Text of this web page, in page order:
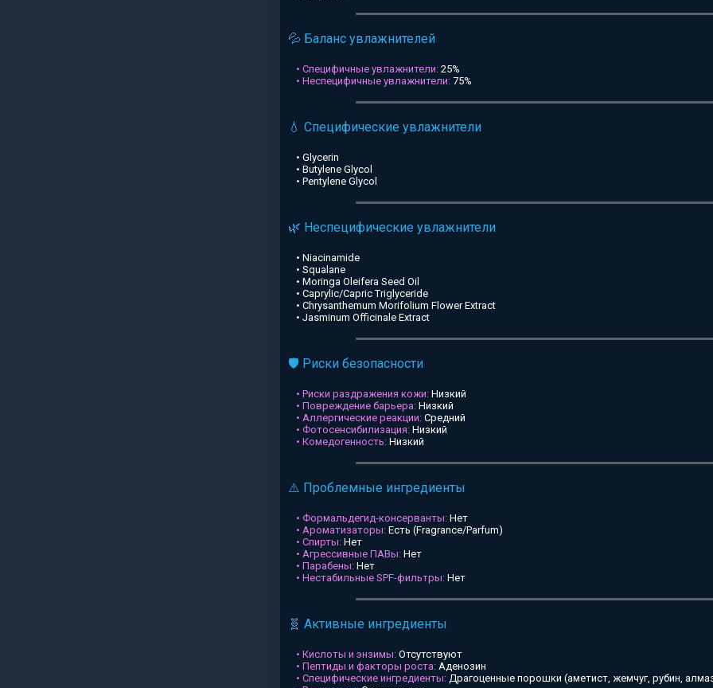
💦 Баланс увлажнителей
• Специфичные увлажнители: 25%
• Неспецифичные увлажнители: 75%
💧 Специфические увлажнители
• Glycerin
• Butylene Glycol
• Pentylene Glycol
🌿 Неспецифические увлажнители
• Niacinamide
• Squalane
• Moringa Oleifera Seed Oil
• Caprylic/Capric Triglyceride
• Chrysanthemum Morifolium Flower Extract
• Jasminum Officinale Extract
🛡️ Риски безопасности
• Риски раздражения кожи: Низкий
• Повреждение барьера: Низкий
• Аллергические реакции: Средний
• Фотосенсибилизация: Низкий
• Комедогенность: Низкий
⚠️ Проблемные ингредиенты
• Формальдегид-консерванты: Нет
• Ароматизаторы: Есть (Fragrance/Parfum)
• Спирты: Нет
• Агрессивные ПАВы: Нет
• Парабены: Нет
• Нестабильные SPF-фильтры: Нет
🧬 Активные ингредиенты
• Кислоты и энзимы: Отсутствуют
• Пептиды и факторы роста: Аденозин
• Специфические ингредиенты: Драгоценные порошки (аметист, жемчуг, рубин,